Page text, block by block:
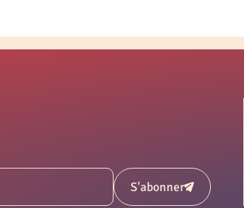
S'abonnerSoumettre